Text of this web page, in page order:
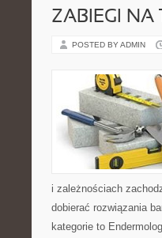
ZABIEGI NA
POSTED BY ADMIN
i zależnościach
dobierać rozwiązania
kategorie to